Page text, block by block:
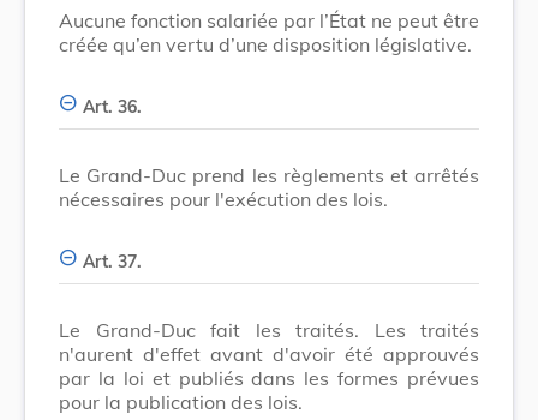
Aucune fonction salariée par l’État ne peut être
créée qu’en vertu d’une disposition législative.
Art. 36.
Le Grand-Duc prend les règlements et arrêtés
nécessaires pour l'exécution des lois.
Art. 37.
Le Grand-Duc fait les traités. Les traités
n'aurent d'effet avant d'avoir été approuvés
par la loi et publiés dans les formes prévues
pour la publication des lois.